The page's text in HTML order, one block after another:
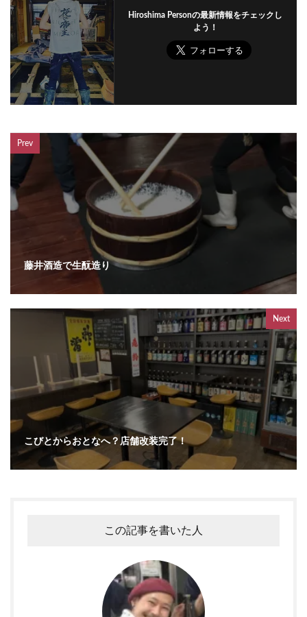
Hiroshima Personの最新情報をチェックし
よう！
Prev
藤井酒造で生酛造り
Next
こびとからおとなへ？店舗改装完了！
この記事を書いた人